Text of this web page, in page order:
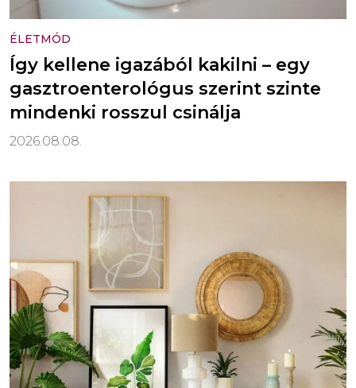
ÉLETMÓD
Így kellene igazából kakilni – egy
gasztroenterológus szerint szinte
mindenki rosszul csinálja
2026.08.08.